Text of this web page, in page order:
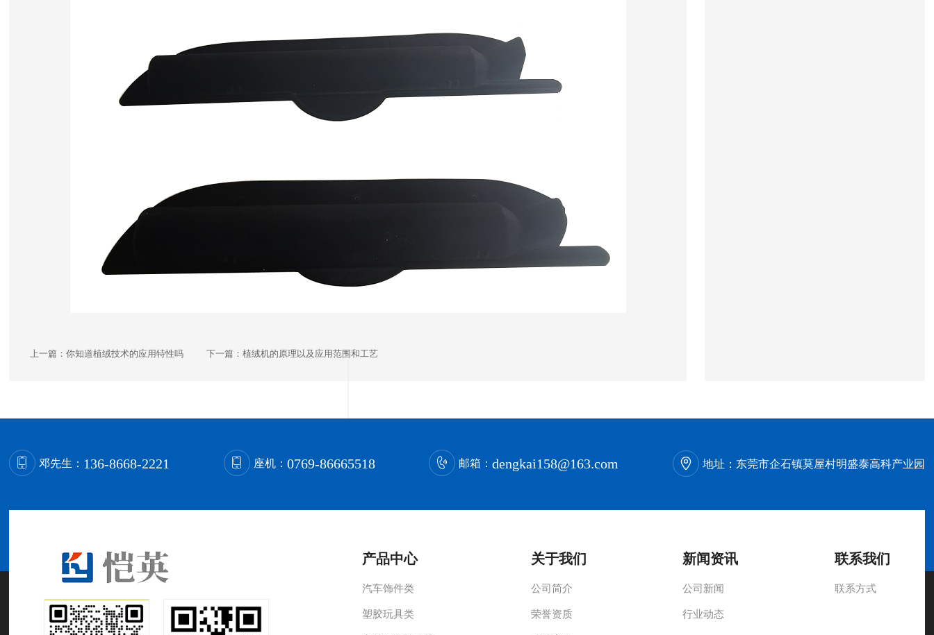
上一篇：你知道植绒技术的应用特性吗 下一篇：植绒机的原理以及应用范围和工艺
邓先生： 136-8668-2221 座机： 0769-86665518 邮箱：dengkai158@163.com 地址： 东莞市企石镇莫屋村明盛泰高科产业园
产品中心
汽车饰件类
塑胶玩具类
关于我们
公司简介
荣誉资质
新闻资讯
公司新闻
行业动态
联系我们
联系方式